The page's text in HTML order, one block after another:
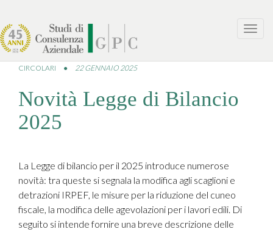
CIRCOLARI ● 22 GENNAIO 2025
Novità Legge di Bilancio
2025
La Legge di bilancio per il 2025 introduce numerose
novità: tra queste si segnala la modifica agli scaglioni e
detrazioni IRPEF, le misure per la riduzione del cuneo
fiscale, la modifica delle agevolazioni per i lavori edili. Di
seguito si intende fornire una breve descrizione delle